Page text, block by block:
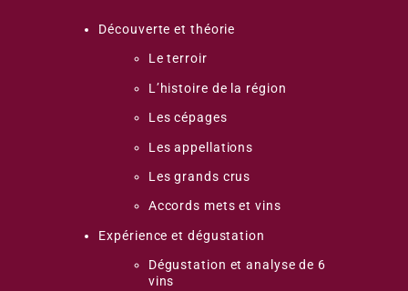
Découverte et théorie
Le terroir
L’histoire de la région
Les cépages
Les appellations
Les grands crus
Accords mets et vins
Expérience et dégustation
Dégustation et analyse de 6
vins